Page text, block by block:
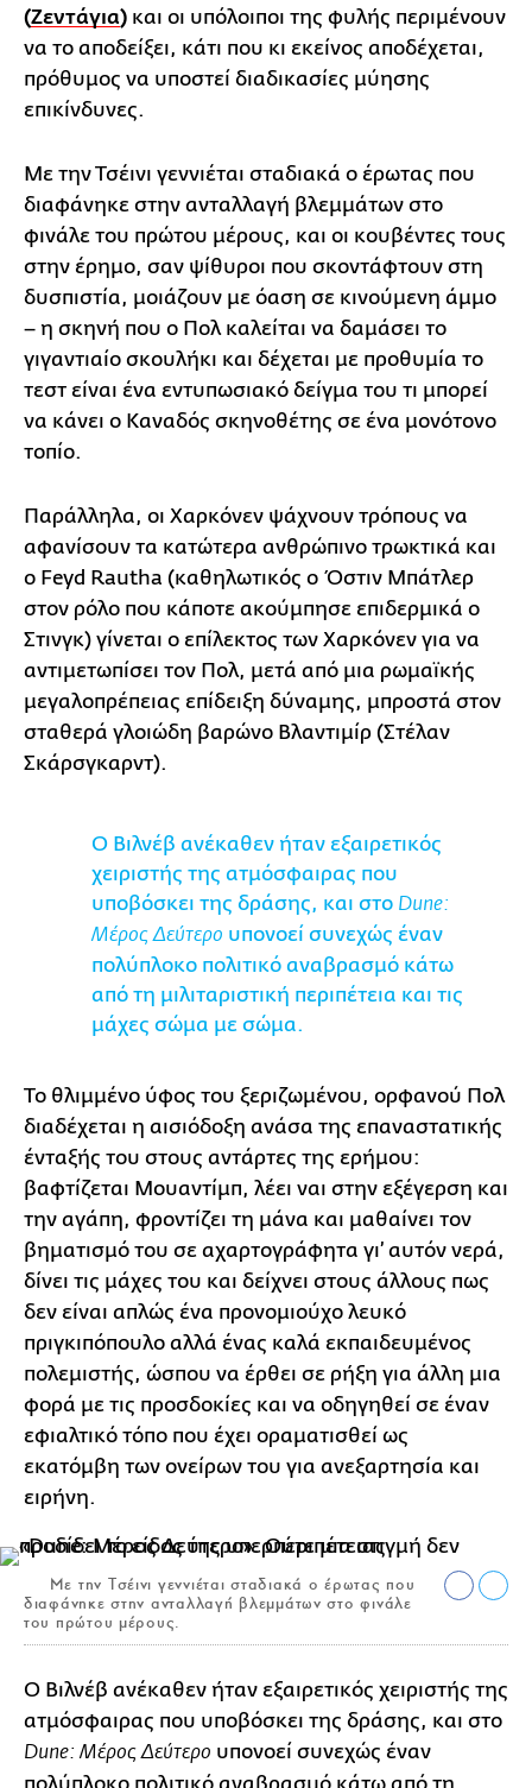
(Ζεντάγια) και οι υπόλοιποι της φυλής περιμένουν
να το αποδείξει, κάτι που κι εκείνος αποδέχεται,
πρόθυμος να υποστεί διαδικασίες μύησης
επικίνδυνες.
Με την Τσέινι γεννιέται σταδιακά ο έρωτας που
διαφάνηκε στην ανταλλαγή βλεμμάτων στο
φινάλε του πρώτου μέρους, και οι κουβέντες τους
στην έρημο, σαν ψίθυροι που σκοντάφτουν στη
δυσπιστία, μοιάζουν με όαση σε κινούμενη άμμο
– η σκηνή που ο Πολ καλείται να δαμάσει το
γιγαντιαίο σκουλήκι και δέχεται με προθυμία το
τεστ είναι ένα εντυπωσιακό δείγμα του τι μπορεί
να κάνει ο Καναδός σκηνοθέτης σε ένα μονότονο
τοπίο.
Παράλληλα, οι Χαρκόνεν ψάχνουν τρόπους να
αφανίσουν τα κατώτερα ανθρώπινο τρωκτικά και
ο Feyd Rautha (καθηλωτικός ο Όστιν Μπάτλερ
στον ρόλο που κάποτε ακούμπησε επιδερμικά ο
Στινγκ) γίνεται ο επίλεκτος των Χαρκόνεν για να
αντιμετωπίσει τον Πολ, μετά από μια ρωμαϊκής
μεγαλοπρέπειας επίδειξη δύναμης, μπροστά στον
σταθερά γλοιώδη βαρώνο Βλαντιμίρ (Στέλαν
Σκάρσγκαρντ).
Ο Βιλνέβ ανέκαθεν ήταν εξαιρετικός
χειριστής της ατμόσφαιρας που
υποβόσκει της δράσης, και στο Dune:
Μέρος Δεύτερο υπονοεί συνεχώς έναν
πολύπλοκο πολιτικό αναβρασμό κάτω
από τη μιλιταριστική περιπέτεια και τις
μάχες σώμα με σώμα.
Το θλιμμένο ύφος του ξεριζωμένου, ορφανού Πολ
διαδέχεται η αισιόδοξη ανάσα της επαναστατικής
ένταξής του στους αντάρτες της ερήμου:
βαφτίζεται Μουαντίμπ, λέει ναι στην εξέγερση και
την αγάπη, φροντίζει τη μάνα και μαθαίνει τον
βηματισμό του σε αχαρτογράφητα γι’ αυτόν νερά,
δίνει τις μάχες του και δείχνει στους άλλους πως
δεν είναι απλώς ένα προνομιούχο λευκό
πριγκιπόπουλο αλλά ένας καλά εκπαιδευμένος
πολεμιστής, ώσπου να έρθει σε ρήξη για άλλη μια
φορά με τις προσδοκίες και να οδηγηθεί σε έναν
εφιαλτικό τόπο που έχει οραματισθεί ως
εκατόμβη των ονείρων του για ανεξαρτησία και
ειρήνη.
Με την Τσέινι γεννιέται σταδιακά ο έρωτας που
διαφάνηκε στην ανταλλαγή βλεμμάτων στο φινάλε
του πρώτου μέρους.
Ο Βιλνέβ ανέκαθεν ήταν εξαιρετικός χειριστής της
ατμόσφαιρας που υποβόσκει της δράσης, και στο
Dune: Μέρος Δεύτερο υπονοεί συνεχώς έναν